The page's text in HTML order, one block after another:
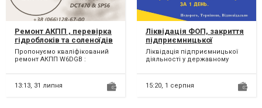
Ремонт АКПП , перевірка
гідроблоків та соленоїдів
Peugeot & C-Crosser & MB
Outlander 2.2D DCT470 &
2231 W6, 2207C6, 2275 69,
2570 G8, 2525 A2,
Пропонуємо кваліфікований
ремонт АКПП W6DGB :
Crosser, Peugeot 4007...
13:13, 31 липня
Ліквідація ФОП, закриття
підприємницької
діяльності
Ліквідація підприємницької
діяльності у державному
за 1 день; Здача лік...
15:20, 1 серпня